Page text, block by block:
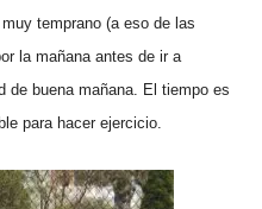
temprano (a eso de las
la mañana antes de ir a
de buena mañana. El tiempo es
para hacer ejercicio.